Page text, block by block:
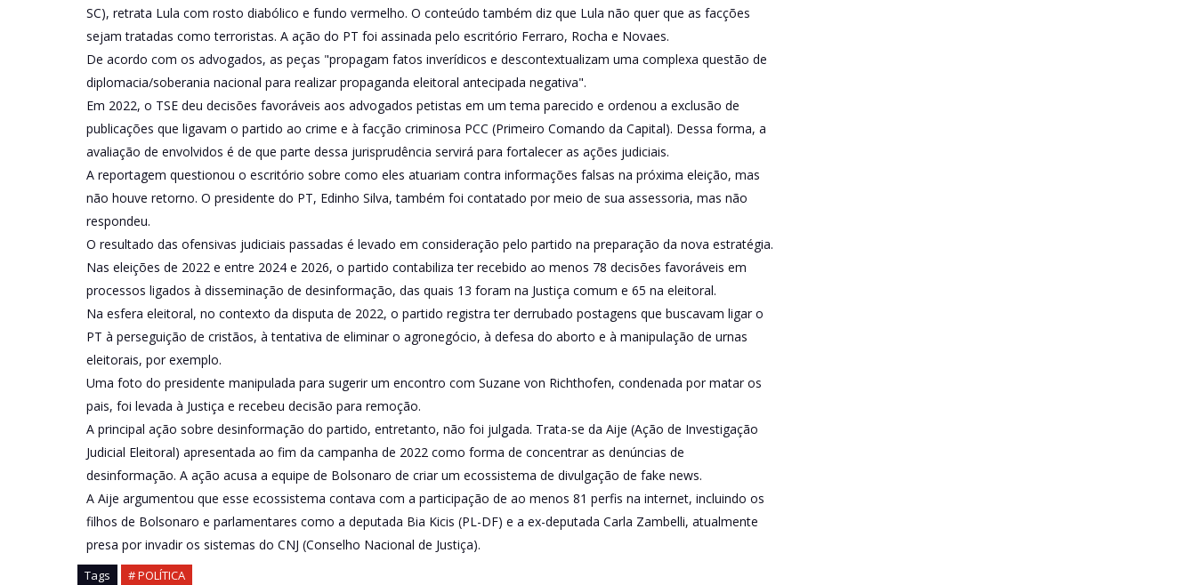
SC), retrata Lula com rosto diabólico e fundo vermelho. O conteúdo também diz que Lula não quer que as facções
sejam tratadas como terroristas. A ação do PT foi assinada pelo escritório Ferraro, Rocha e Novaes.
De acordo com os advogados, as peças "propagam fatos inverídicos e descontextualizam uma complexa questão de
diplomacia/soberania nacional para realizar propaganda eleitoral antecipada negativa".
Em 2022, o TSE deu decisões favoráveis aos advogados petistas em um tema parecido e ordenou a exclusão de
publicações que ligavam o partido ao crime e à facção criminosa PCC (Primeiro Comando da Capital). Dessa forma, a
avaliação de envolvidos é de que parte dessa jurisprudência servirá para fortalecer as ações judiciais.
A reportagem questionou o escritório sobre como eles atuariam contra informações falsas na próxima eleição, mas
não houve retorno. O presidente do PT, Edinho Silva, também foi contatado por meio de sua assessoria, mas não
respondeu.
O resultado das ofensivas judiciais passadas é levado em consideração pelo partido na preparação da nova estratégia.
Nas eleições de 2022 e entre 2024 e 2026, o partido contabiliza ter recebido ao menos 78 decisões favoráveis em
processos ligados à disseminação de desinformação, das quais 13 foram na Justiça comum e 65 na eleitoral.
Na esfera eleitoral, no contexto da disputa de 2022, o partido registra ter derrubado postagens que buscavam ligar o
PT à perseguição de cristãos, à tentativa de eliminar o agronegócio, à defesa do aborto e à manipulação de urnas
eleitorais, por exemplo.
Uma foto do presidente manipulada para sugerir um encontro com Suzane von Richthofen, condenada por matar os
pais, foi levada à Justiça e recebeu decisão para remoção.
A principal ação sobre desinformação do partido, entretanto, não foi julgada. Trata-se da Aije (Ação de Investigação
Judicial Eleitoral) apresentada ao fim da campanha de 2022 como forma de concentrar as denúncias de
desinformação. A ação acusa a equipe de Bolsonaro de criar um ecossistema de divulgação de fake news.
A Aije argumentou que esse ecossistema contava com a participação de ao menos 81 perfis na internet, incluindo os
filhos de Bolsonaro e parlamentares como a deputada Bia Kicis (PL-DF) e a ex-deputada Carla Zambelli, atualmente
presa por invadir os sistemas do CNJ (Conselho Nacional de Justiça).
Tags # POLÍTICA